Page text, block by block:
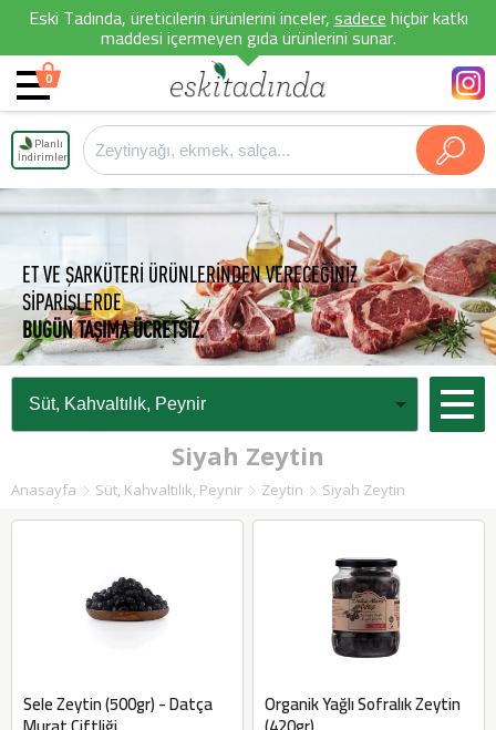
Eski Tadında, üreticilerin ürünlerini inceler,sadecehiçbir katkı
maddesi içermeyen gıda ürünlerini sunar.
0
Planlı
İndirimler
ET VE ŞARKÜTERİ ÜRÜNLERİNDEN VERECEĞİNİZ
SİPARİŞLERDE
BUGÜN TAŞIMA ÜCRETSİZ.
Siyah Zeytin
Anasayfa Süt, Kahvaltılık, Peynir Zeytin Siyah Zeytin
Sele Zeytin (500gr) - Datça Organik Yağlı Sofralık Zeytin